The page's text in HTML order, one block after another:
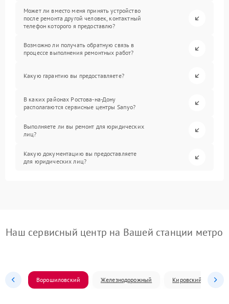
Может ли вместо меня принять устройство
после ремонта другой человек, контактный
телефон которого я предоставлю?
Возможно ли получать обратную связь в
процессе выполнения ремонтных работ?
Какую гарантию вы предоставляете?
В каких районах Ростова-на-Дону
располагаются сервисные центры Sanyo?
Выполняете ли вы ремонт для юридических
лиц?
Какую документацию вы предоставляете
для юридических лиц?
Наш сервисный центр на Вашей станции метро
Ворошиловский Железнодорожный Кировский